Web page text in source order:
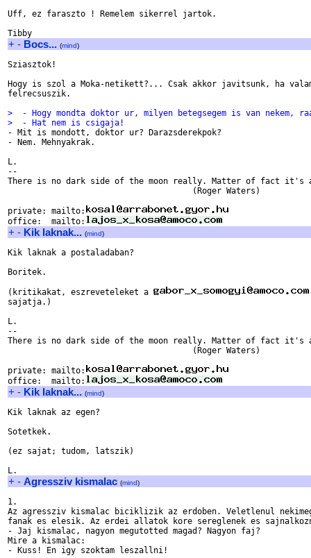
Uff, ez faraszto ! Remelem sikerrel jartok.
+ - Bocs... (mind)
Sziasztok!
Hogy is szol a Moka-netikett?... Csak akkor javitsunk, ha
felrecsuszik.
>  - Hogy mondta doktor ur, milyen betegsegem is van nekem,
>  - Hat nem is csigaja!
- Mit is mondott, doktor ur? Darazsderekpok?
- Nem. Mehnyakrak.
L.
--
There is no dark side of the moon really. Matter of fact it's
                                      (Roger Waters)
private: mailto:
office:  mailto:
+ - Kik laknak... (mind)
Kik laknak a postaladaban?
Boritek.
(kritikakat, eszreveteleket a
sajatja.)
L.
--
There is no dark side of the moon really. Matter of fact it's
                                      (Roger Waters)
private: mailto:
office:  mailto:
+ - Kik laknak... (mind)
Kik laknak az egen?
Sotetkek.
(ez sajat; tudom, latszik)
+ - Agressziv kismalac (mind)
1.
Az agressziv kismalac biciklizik az erdoben. Veletlenul
fanak es elesik. Az erdei allatok kore sereglenek es
- Jaj kismalac, nagyon megutotted magad? Nagyon faj?
Mire a kismalac:
- Kuss! En igy szoktam leszallni!